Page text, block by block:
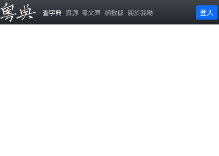
查字典 資源 粵文庫 細數據 關於我哋 登入